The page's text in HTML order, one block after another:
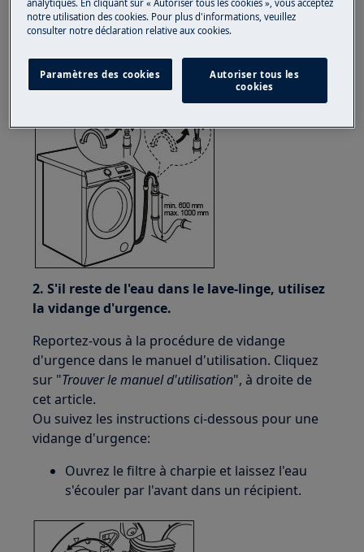
pas plié ou endommagé. Si le tuyau est plié
évacuée.
2. S'il reste de l'eau dans le lave-linge, utilisez
la vidange d'urgence.
Reportez-vous à la procédure de vidange
d'urgence dans le manuel d'utilisation. Cliquez
sur "Trouver le manuel d'utilisation", à droite de
cet article.
Ou suivez les instructions ci-dessous pour une
vidange d'urgence:
Ouvrez le filtre à charpie et laissez l'eau
s'écouler par l'avant dans un récipient.
analytiques. En cliquant sur « Autoriser tous les cookies », vous acceptez
notre utilisation des cookies. Pour plus d'informations, veuillez
consulter notre déclaration relative aux cookies.
Paramètres des cookies
Autoriser tous les
cookies